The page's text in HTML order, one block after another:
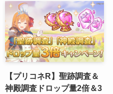
【プリコネR】聖跡調査＆
神殿調査ドロップ量2倍＆3